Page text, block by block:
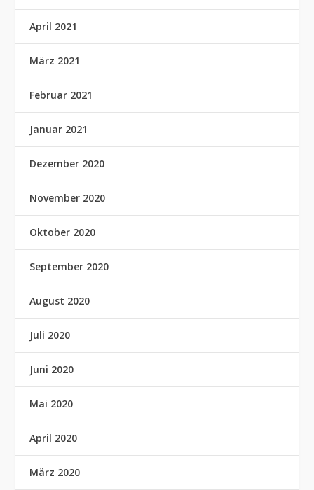
April 2021
März 2021
Februar 2021
Januar 2021
Dezember 2020
November 2020
Oktober 2020
September 2020
August 2020
Juli 2020
Juni 2020
Mai 2020
April 2020
März 2020